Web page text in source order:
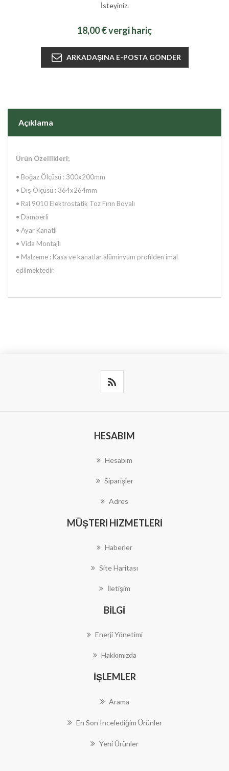
İsteyiniz.
18,00 € vergi hariç
Açıklama
Ürün Özellikleri;
• Boğaz Ölçüsü : 300x200mm
• Dış Ölçüsü : 364x264mm
• Ral 9010 Elektrostatik Toz Fırın Boyalı
• Damperli
• Ayar Kanatlı
• Vida Montajlı
• Malzeme : Kasa ve kanatlar alüminyum profilden imal
edilmektedir.
HESABIM
Hesabım
Siparişler
Adres
MÜŞTERI HIZMETLERI
Haberler
Site Haritası
İletişim
BILGI
Enerji Yönetimi
Hakkımızda
İŞLEMLER
Arama
En Son Incelediğim Ürünler
Yeni Ürünler